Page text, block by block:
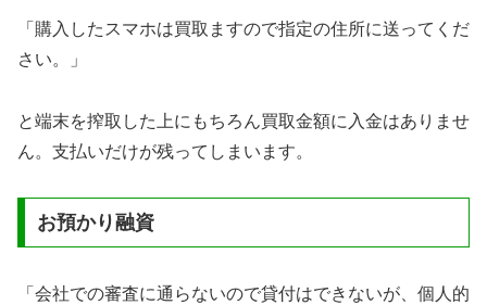
「購入したスマホは買取ますので指定の住所に送ってくだ
さい。」
と端末を搾取した上にもちろん買取金額に入金はありませ
ん。支払いだけが残ってしまいます。
お預かり融資
「会社での審査に通らないので貸付はできないが、個人的